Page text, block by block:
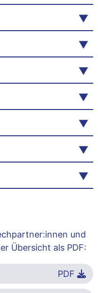
und
Übersicht als PDF:
PDF